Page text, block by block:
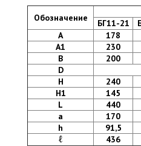
Обозначение БГ11-21
А
178
А1
230
B
200
D
H
240
H1
145
L
440
a
170
h
91,5
ℓ 436